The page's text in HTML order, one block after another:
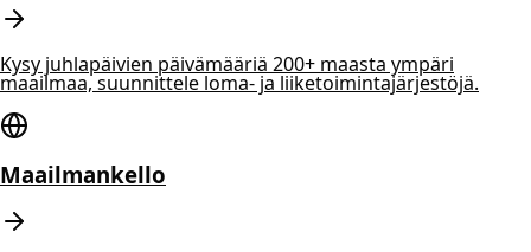
Kysy juhlapäivien päivämääriä 200+ maasta ympäri
maailmaa, suunnittele loma- ja liiketoimintajärjestöjä.
Maailmankello